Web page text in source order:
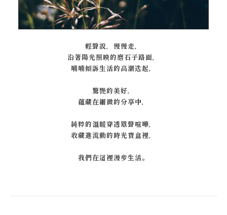
輕聲說，慢慢走，
沿著陽光照映的磨石子路面，
喃喃傾訴生活的高潮迭起，
驚艷的美好，
蘊藏在細微的分享中，
純粹的溫暖穿透眾聲喧嘩，
收藏進流動的時光寶盒裡，
我們在這裡漫步生活。